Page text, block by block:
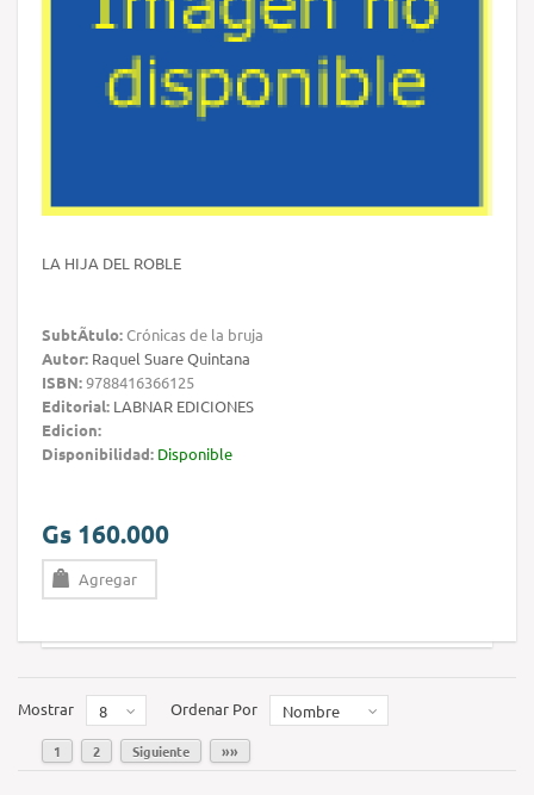
LA HIJA DEL ROBLE
SubtÃ­tulo:Crónicas de la bruja
Autor: Raquel Suare Quintana
ISBN:9788416366125
Editorial: LABNAR EDICIONES
Edicion:
Disponibilidad: Disponible
Gs 160.000
Agregar
Mostrar 8 Ordenar Por Nombre
1 2 Siguiente »»